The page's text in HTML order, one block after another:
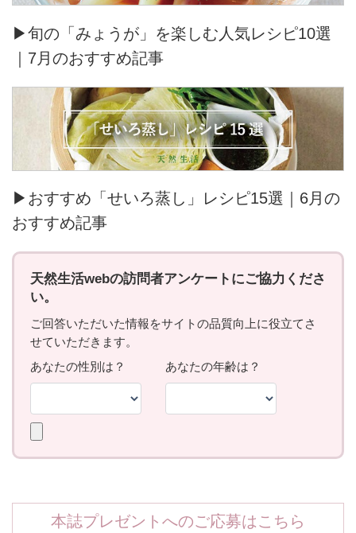
▶旬の「みょうが」を楽しむ人気レシピ10選
｜7月のおすすめ記事
▶おすすめ「せいろ蒸し」レシピ15選｜6月の
おすすめ記事
本誌プレゼントへのご応募はこちら